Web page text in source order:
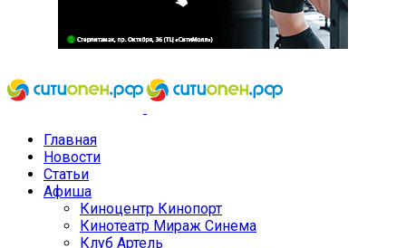
Главная
Новости
Статьи
Афиша
Киноцентр Кинопорт
Кинотеатр Мираж Синема
Клуб Артель